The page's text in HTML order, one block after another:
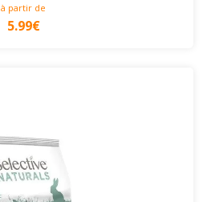
à partir de
5.99€